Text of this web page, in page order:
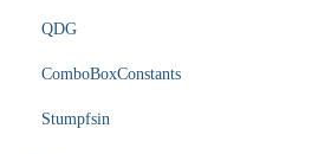
QDG
ComboBoxConstants
Stumpfsin